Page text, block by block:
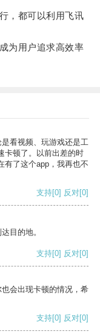
，都可以利用飞讯
为用户追求高效率
看视频、玩游戏还是工
卡顿了。以前出差的时
有了这个app，我再也不
支持[0] 反对[0]
目的地。
支持[0] 反对[0]
会出现卡顿的情况，希
支持[0] 反对[0]